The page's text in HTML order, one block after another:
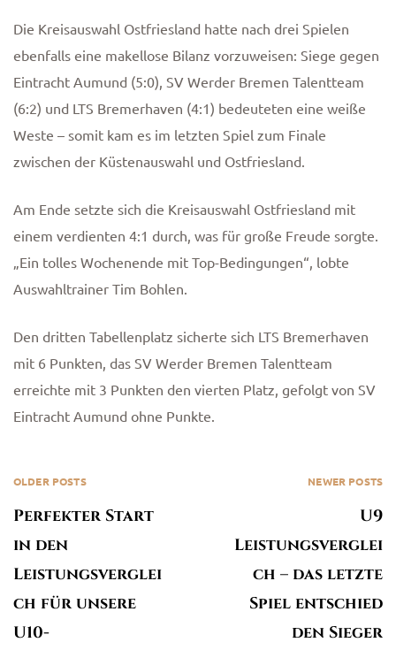
Die Kreisauswahl Ostfriesland hatte nach drei Spielen
ebenfalls eine makellose Bilanz vorzuweisen: Siege gegen
Eintracht Aumund (5:0), SV Werder Bremen Talentteam
(6:2) und LTS Bremerhaven (4:1) bedeuteten eine weiße
Weste – somit kam es im letzten Spiel zum Finale
zwischen der Küstenauswahl und Ostfriesland.
Am Ende setzte sich die Kreisauswahl Ostfriesland mit
einem verdienten 4:1 durch, was für große Freude sorgte.
„Ein tolles Wochenende mit Top-Bedingungen“, lobte
Auswahltrainer Tim Bohlen.
Den dritten Tabellenplatz sicherte sich LTS Bremerhaven
mit 6 Punkten, das SV Werder Bremen Talentteam
erreichte mit 3 Punkten den vierten Platz, gefolgt von SV
Eintracht Aumund ohne Punkte.
OLDER POSTS
Perfekter Start
in den
Leistungsverglei
ch für unsere
U10-
NEWER POSTS
U9
Leistungsverglei
ch – das letzte
Spiel entschied
den Sieger